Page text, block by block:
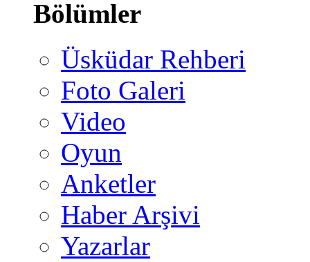
Bölümler
Üsküdar Rehberi
Foto Galeri
Video
Oyun
Anketler
Haber Arşivi
Yazarlar